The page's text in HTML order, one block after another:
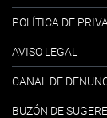
POLÍTICA DE
AVISO LEGAL
CANAL DE
BUZÓN DE